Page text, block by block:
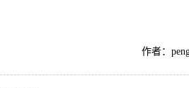
作者：